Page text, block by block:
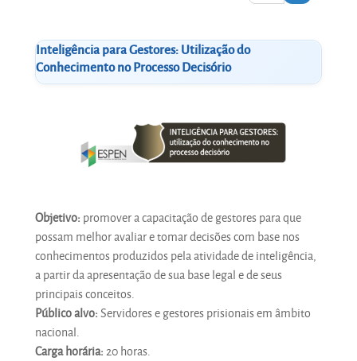
Inteligência para Gestores: Utilização do
Conhecimento no Processo Decisório
Objetivo: promover a capacitação de gestores para que
possam melhor avaliar e tomar decisões com base nos
conhecimentos produzidos pela atividade de inteligência,
a partir da apresentação de sua base legal e de seus
principais conceitos.
Público alvo:Servidores e gestores prisionais em âmbito
nacional.
Carga horária:20 horas.